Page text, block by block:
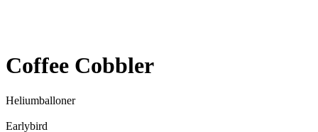
Coffee Cobbler
Heliumballoner
Earlybird